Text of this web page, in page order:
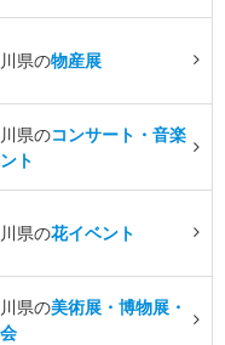
県の物産展
県のコンサート・音楽
ト
県の花イベント
県の美術展・博物展・